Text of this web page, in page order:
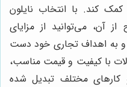
کند. با انتخاب نایلون
آن، می‌توانید از مزایای
به اهداف تجاری خود دست
با کیفیت و قیمت مناسب،
کارهای مختلف تبدیل شده